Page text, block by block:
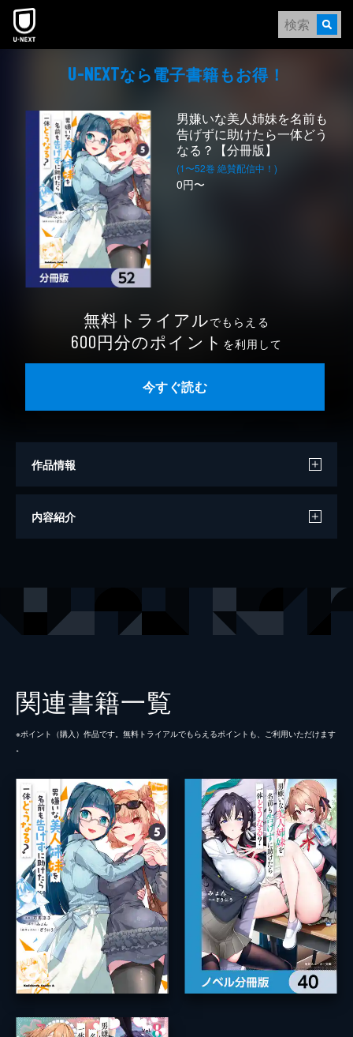
本文へスキップ
U-NEXTなら電⼦書籍もお得！
男嫌いな美人姉妹を名前も
告げずに助けたら一体どう
なる？【分冊版】
(1〜52巻 絶賛配信中！)
0円〜
無料トライアルでもらえる
600円分のポイント を利用して
今すぐ読む
作品情報
原作
レーベル 角川コミックス・エース
内容紹介
関連書籍一覧
※ポイント（購⼊）作品です。無料トライアルでもらえるポイントも、ご利⽤いただけます
。